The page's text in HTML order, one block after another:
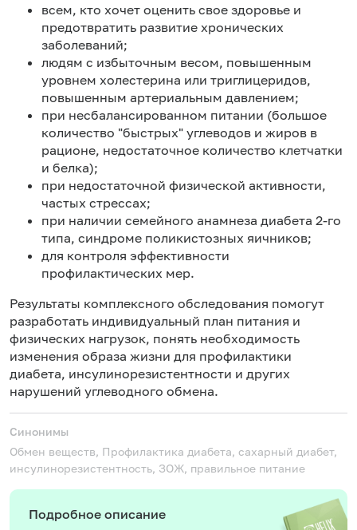
всем, кто хочет оценить свое здоровье и
предотвратить развитие хронических
заболеваний;
людям с избыточным весом, повышенным
уровнем холестерина или триглицеридов,
повышенным артериальным давлением;
при несбалансированном питании (большое
количество "быстрых" углеводов и жиров в
рационе, недостаточное количество клетчатки
и белка);
при недостаточной физической активности,
частых стрессах;
при наличии семейного анамнеза диабета 2-го
типа, синдроме поликистозных яичников;
для контроля эффективности
профилактических мер.
Результаты комплексного обследования помогут
разработать индивидуальный план питания и
физических нагрузок, понять необходимость
изменения образа жизни для профилактики
диабета, инсулинорезистентности и других
нарушений углеводного обмена.
Синонимы
Обмен веществ, Профилактика диабета, сахарный диабет,
инсулинорезистентность, ЗОЖ, правильное питание
Подробное описание